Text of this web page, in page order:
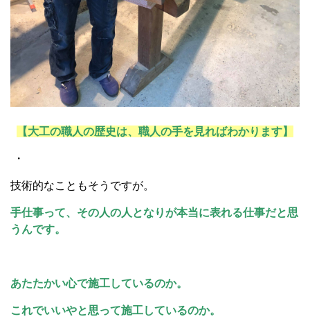
【大工の職人の歴史は、職人の手を見ればわかります】
・
技術的なこともそうですが。
手仕事って、その人の人となりが本当に表れる仕事だと思
うんです。
あたたかい心で施工しているのか。
これでいいやと思って施工しているのか。